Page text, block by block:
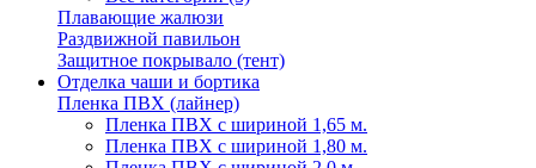
Плавающие жалюзи
Раздвижной павильон
Защитное покрывало (тент)
Отделка чаши и бортика
Пленка ПВХ (лайнер)
Пленка ПВХ с шириной 1,65 м.
Пленка ПВХ с шириной 1,80 м.